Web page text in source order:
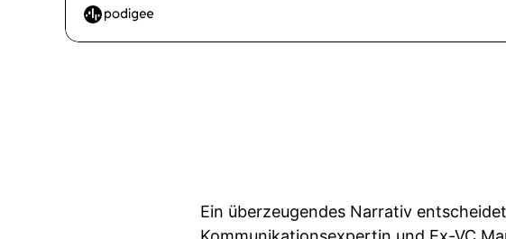
Ein überzeugendes Narrativ